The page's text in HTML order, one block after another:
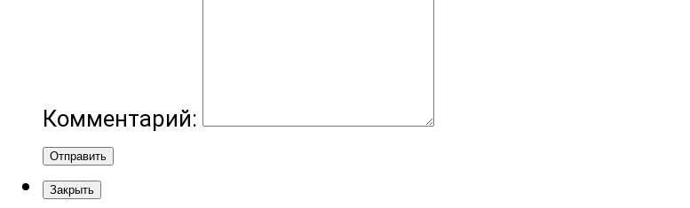
Комментарий:
Отправить
Закрыть